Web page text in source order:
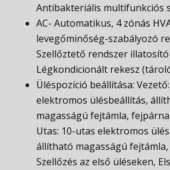
Antibakteriális multifunkciós
AC- Automatikus, 4 zónás
levegőminőség-szabályozó
Szellőztető rendszer
Légkondicionált rekesz
Üléspozíció beállítása:
elektromos ülésbeállítás,
magasságú fejtámla,
Utas: 10-utas elektromos
állítható magasságú
Szellőzés az első üléseken,